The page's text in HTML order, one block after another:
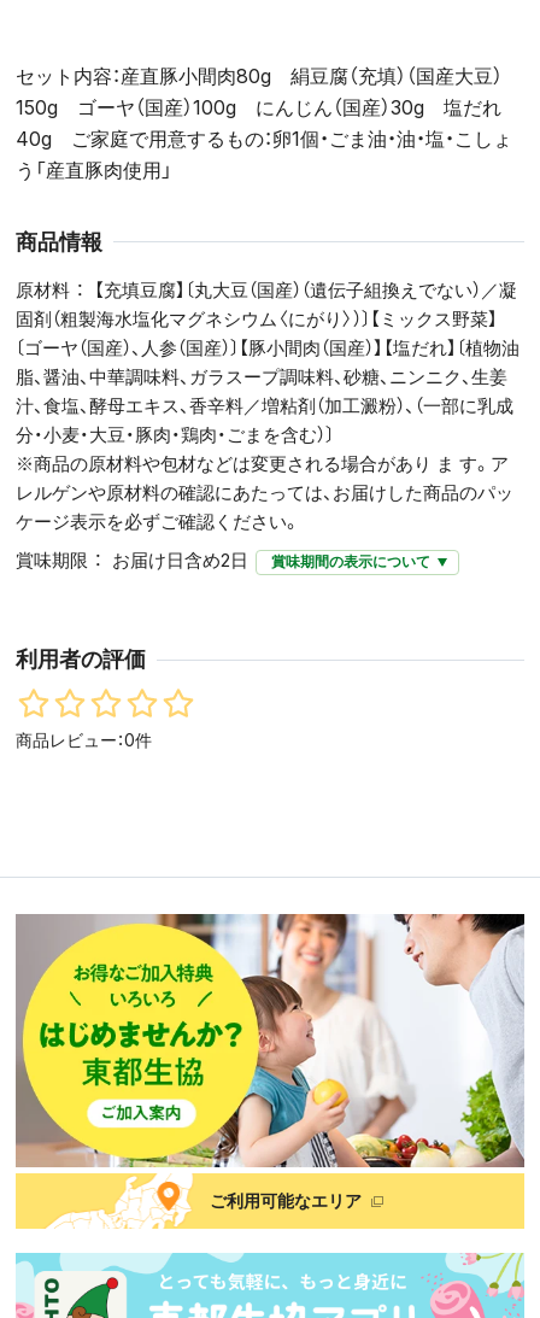
セット内容：産直豚小間肉80g 絹豆腐（充填）（国産大豆）
150g ゴーヤ（国産）100g にんじん（国産）30g 塩だれ
40g ご家庭で用意するもの：卵1個・ごま油・油・塩・こしょ
う「産直豚肉使用」
商品情報
原材料
【充填豆腐】〔丸大豆（国産）（遺伝子組換えでない）／凝
固剤（粗製海水塩化マグネシウム〈にがり〉）〕【ミックス野菜】
〔ゴーヤ（国産）、人参（国産）〕【豚小間肉（国産）】【塩だれ】〔植物油
脂、醤油、中華調味料、ガラスープ調味料、砂糖、ニンニク、生姜
汁、食塩、酵母エキス、香辛料／増粘剤（加工澱粉）、（一部に乳成
分・小麦・大豆・豚肉・鶏肉・ごまを含む）〕
※商品の原材料や包材などは変更される場合があり ま す。ア
レルゲンや原材料の確認にあたっては、お届けした商品のパッ
ケージ表示を必ずご確認ください。
賞味期限
お届け日含め2日 賞味期間の表示について
利用者の評価
商品レビュー：0件
ご利用可能なエリア